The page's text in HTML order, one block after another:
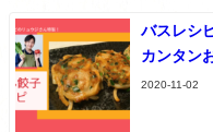
バスレシ
カンタン
2020-11-02